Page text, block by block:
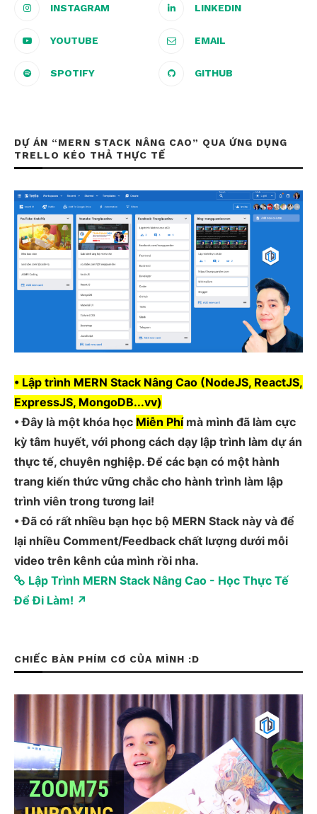
INSTAGRAM LINKEDIN
YOUTUBE EMAIL
SPOTIFY GITHUB
DỰ ÁN “MERN STACK NÂNG CAO” QUA ỨNG DỤNG
TRELLO KÉO THẢ THỰC TẾ
• Lập trình MERN Stack Nâng Cao (NodeJS, ReactJS,
ExpressJS, MongoDB...vv)
• Đây là một khóa học Miễn Phímà mình đã làm cực
kỳ tâm huyết, với phong cách dạy lập trình làm dự án
thực tế, chuyên nghiệp. Để các bạn có một hành
trang kiến thức vững chắc cho hành trình làm lập
trình viên trong tương lai!
• Đã có rất nhiều bạn học bộ MERN Stack này và để
lại nhiều Comment/Feedback chất lượng dưới mỗi
video trên kênh của mình rồi nha.
Lập Trình MERN Stack Nâng Cao - Học Thực Tế
Để Đi Làm! ↗
CHIẾC BÀN PHÍM CƠ CỦA MÌNH :D